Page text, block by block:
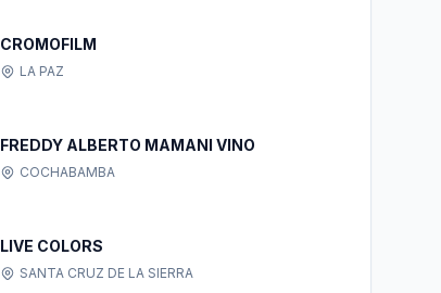
CROMOFILM
LA PAZ
FREDDY ALBERTO MAMANI VINO
COCHABAMBA
LIVE COLORS
SANTA CRUZ DE LA SIERRA